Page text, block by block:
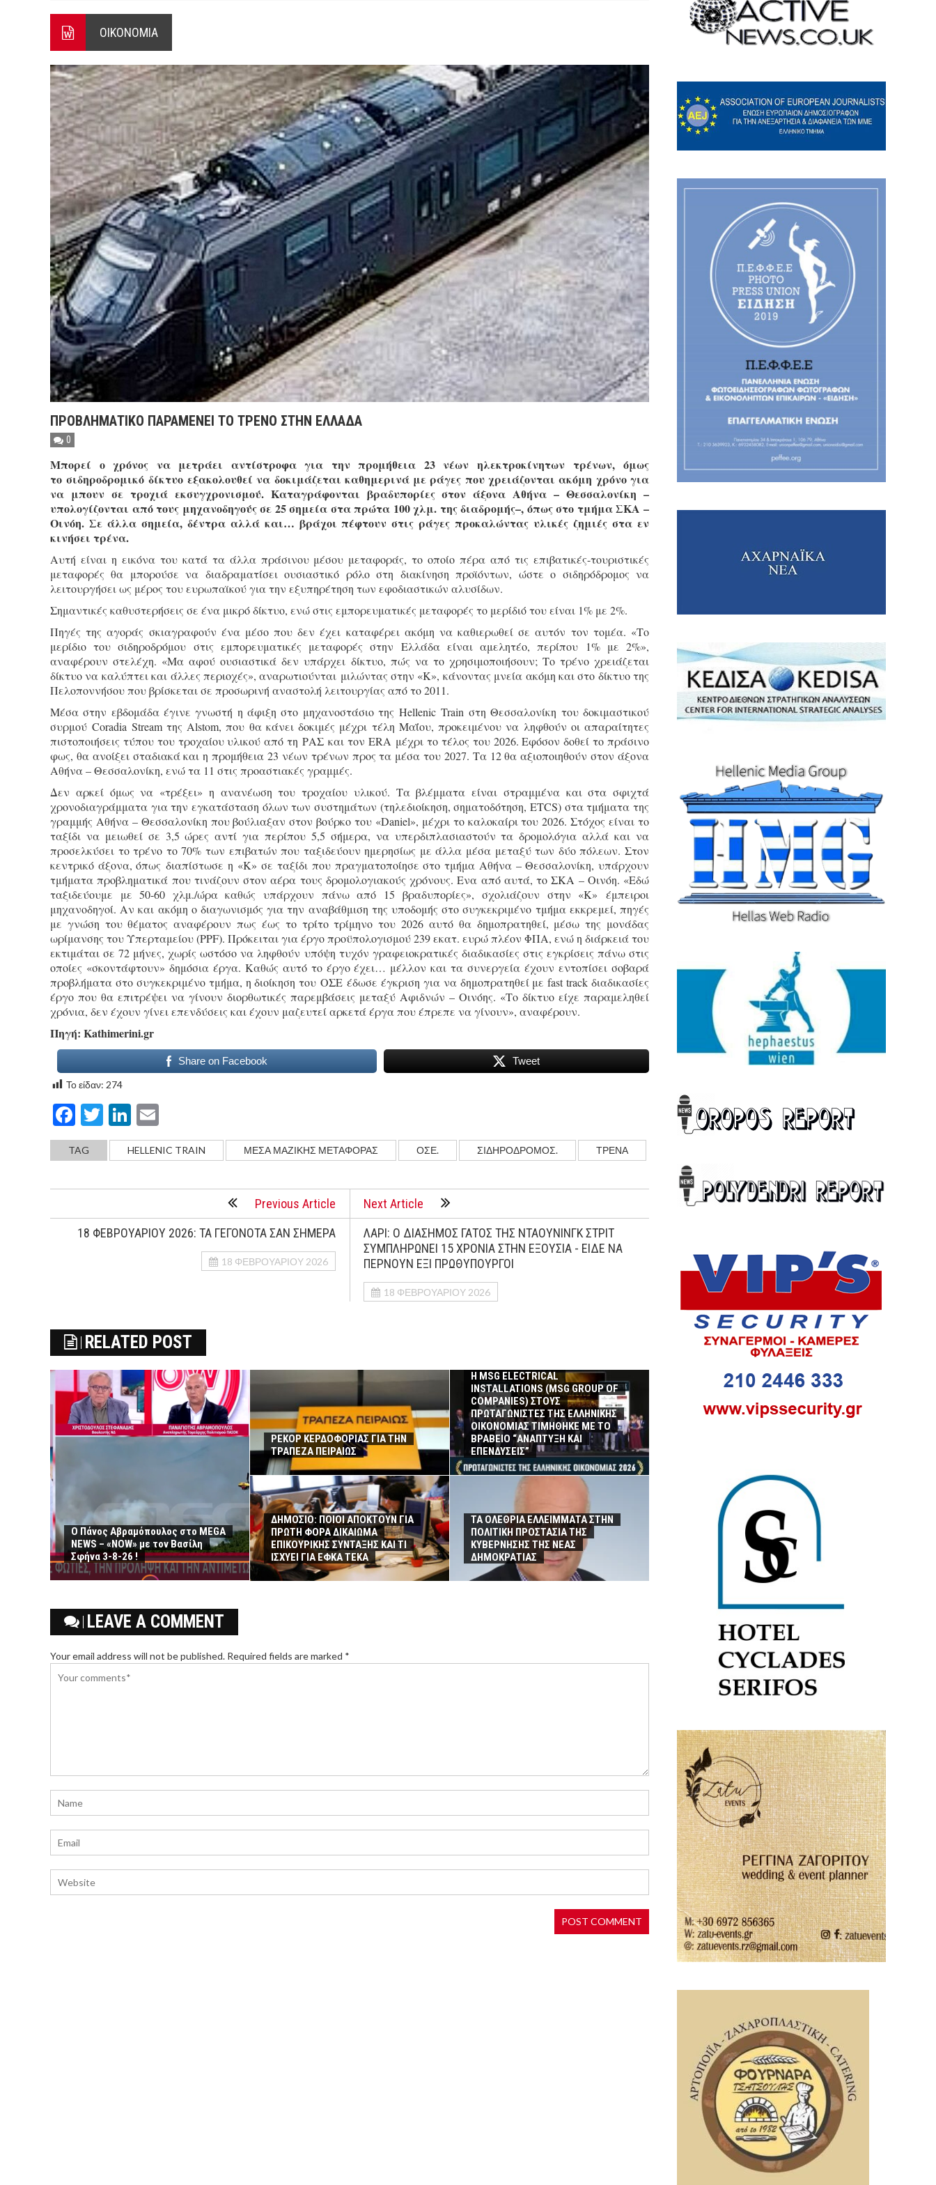
Ο Πάνος Αβραμόπουλος στο MEGA NEWS – «NOW» με τον Βασίλη Σφήνα 3-8-26 !
ΟΙΚΟΝΟΜΙΑ
ΠΡΟΒΛΗΜΑΤΙΚΟ ΠΑΡΑΜΕΝΕΙ ΤΟ ΤΡΕΝΟ ΣΤΗΝ ΕΛΛΑΔΑ
0
Μπορεί ο χρόνος να μετράει αντίστροφα για την προμήθεια 23 νέων ηλεκτροκίνητων τρένων, όμως
το σιδηροδρομικό δίκτυο εξακολουθεί να δοκιμάζεται καθημερινά με ράγες που χρειάζονται ακόμη χρόνο για
να μπουν σε τροχιά εκσυγχρονισμού. Καταγράφονται βραδυπορίες στον άξονα Αθήνα – Θεσσαλονίκη –
υπολογίζονται από τους μηχανοδηγούς σε 25 σημεία στα πρώτα 100 χλμ. της διαδρομής–, όπως στο τμήμα ΣΚΑ –
Οινόη. Σε άλλα σημεία, δέντρα αλλά και… βράχοι πέφτουν στις ράγες προκαλώντας υλικές ζημιές στα εν
κινήσει τρένα.
Αυτή είναι η εικόνα του κατά τα άλλα πράσινου μέσου μεταφοράς, το οποίο πέρα από τις επιβατικές-τουριστικές
μεταφορές θα μπορούσε να διαδραματίσει ουσιαστικό ρόλο στη διακίνηση προϊόντων, ώστε ο σιδηρόδρομος να
λειτουργήσει ως μέρος του ευρωπαϊκού για την εξυπηρέτηση των εφοδιαστικών αλυσίδων.
Σημαντικές καθυστερήσεις σε ένα μικρό δίκτυο, ενώ στις εμπορευματικές μεταφορές το μερίδιό του είναι 1% με 2%.
Πηγές της αγοράς σκιαγραφούν ένα μέσο που δεν έχει καταφέρει ακόμη να καθιερωθεί σε αυτόν τον τομέα. «Το
μερίδιο του σιδηροδρόμου στις εμπορευματικές μεταφορές στην Ελλάδα είναι αμελητέο, περίπου 1% με 2%»,
αναφέρουν στελέχη. «Μα αφού ουσιαστικά δεν υπάρχει δίκτυο, πώς να το χρησιμοποιήσουν; Το τρένο χρειάζεται
δίκτυο να καλύπτει και άλλες περιοχές», αναρωτιούνται μιλώντας στην «Κ», κάνοντας μνεία ακόμη και στο δίκτυο της
Πελοποννήσου που βρίσκεται σε προσωρινή αναστολή λειτουργίας από το 2011.
Μέσα στην εβδομάδα έγινε γνωστή η άφιξη στο μηχανοστάσιο της Hellenic Train στη Θεσσαλονίκη του δοκιμαστικού
συρμού Coradia Stream της Alstom, που θα κάνει δοκιμές μέχρι τέλη Μαΐου, προκειμένου να ληφθούν οι απαραίτητες
πιστοποιήσεις τύπου του τροχαίου υλικού από τη ΡΑΣ και τον ERA μέχρι το τέλος του 2026. Εφόσον δοθεί το πράσινο
φως, θα ανοίξει σταδιακά και η προμήθεια 23 νέων τρένων προς τα μέσα του 2027. Τα 12 θα αξιοποιηθούν στον άξονα
Αθήνα – Θεσσαλονίκη, ενώ τα 11 στις προαστιακές γραμμές.
Δεν αρκεί όμως να «τρέξει» η ανανέωση του τροχαίου υλικού. Τα βλέμματα είναι στραμμένα και στα σφιχτά
χρονοδιαγράμματα για την εγκατάσταση όλων των συστημάτων (τηλεδιοίκηση, σηματοδότηση, ETCS) στα τμήματα της
γραμμής Αθήνα – Θεσσαλονίκη που βούλιαξαν στον βούρκο του «Daniel», μέχρι το καλοκαίρι του 2026. Στόχος είναι το
ταξίδι να μειωθεί σε 3,5 ώρες αντί για περίπου 5,5 σήμερα, να υπερδιπλασιαστούν τα δρομολόγια αλλά και να
προσελκύσει το τρένο το 70% των επιβατών που ταξιδεύουν ημερησίως με άλλα μέσα μεταξύ των δύο πόλεων. Στον
κεντρικό άξονα, όπως διαπίστωσε η «Κ» σε ταξίδι που πραγματοποίησε στο τμήμα Αθήνα – Θεσσαλονίκη, υπάρχουν
τμήματα προβληματικά που τινάζουν στον αέρα τους δρομολογιακούς χρόνους. Ενα από αυτά, το ΣΚΑ – Οινόη. «Εδώ
ταξιδεύουμε με 50-60 χλμ./ώρα καθώς υπάρχουν πάνω από 15 βραδυπορίες», σχολιάζουν στην «Κ» έμπειροι
μηχανοδηγοί. Αν και ακόμη ο διαγωνισμός για την αναβάθμιση της υποδομής στο συγκεκριμένο τμήμα εκκρεμεί, πηγές
με γνώση του θέματος αναφέρουν πως έως το τρίτο τρίμηνο του 2026 αυτό θα δημοπρατηθεί, μέσω της μονάδας
ωρίμανσης του Υπερταμείου (PPF). Πρόκειται για έργο προϋπολογισμού 239 εκατ. ευρώ πλέον ΦΠΑ, ενώ η διάρκειά του
εκτιμάται σε 72 μήνες, χωρίς ωστόσο να ληφθούν υπόψη τυχόν γραφειοκρατικές διαδικασίες στις εγκρίσεις πάνω στις
οποίες «σκοντάφτουν» δημόσια έργα. Καθώς αυτό το έργο έχει… μέλλον και τα συνεργεία έχουν εντοπίσει σοβαρά
προβλήματα στο συγκεκριμένο τμήμα, η διοίκηση του ΟΣΕ έδωσε έγκριση για να δημοπρατηθεί με fast track διαδικασίες
έργο που θα επιτρέψει να γίνουν διορθωτικές παρεμβάσεις μεταξύ Αφιδνών – Οινόης. «Το δίκτυο είχε παραμεληθεί
χρόνια, δεν έχουν γίνει επενδύσεις και έχουν μαζευτεί αρκετά έργα που έπρεπε να γίνουν», αναφέρουν.
Πηγή: Κathimerini.gr
Share on Facebook
Tweet
Το είδαν: 274
Facebook
TwitterLinkedIn
TAG HELLENIC TRAIN ΜΕΣΑ ΜΑΖΙΚΗΣ ΜΕΤΑΦΟΡΑΣ ΟΣΕ. ΣΙΔΗΡΟΔΡΟΜΟΣ. ΤΡΕΝΑ
Previous Article
18 ΦΕΒΡΟΥΑΡΙΟΥ 2026: ΤΑ ΓΕΓΟΝΟΤΑ ΣΑΝ ΣΗΜΕΡΑ
18 ΦΕΒΡΟΥΑΡΊΟΥ 2026
Next Article
ΛΑΡΙ: Ο ΔΙΑΣΗΜΟΣ ΓΑΤΟΣ ΤΗΣ ΝΤΑΟΥΝΙΝΓΚ ΣΤΡΙΤ
ΣΥΜΠΛΗΡΩΝΕΙ 15 ΧΡΟΝΙΑ ΣΤΗΝ ΕΞΟΥΣΙΑ - ΕΙΔΕ ΝΑ
ΠΕΡΝΟΥΝ ΕΞΙ ΠΡΩΘΥΠΟΥΡΓΟΙ
18 ΦΕΒΡΟΥΑΡΊΟΥ 2026
RELATED POST
Ο Πάνος Αβραμόπουλος στο MEGA
NEWS – «NOW» με τον Βασίλη
Σφήνα 3-8-26 !
ΡΕΚΟΡ ΚΕΡΔΟΦΟΡΙΑΣ ΓΙΑ ΤΗΝ
ΤΡΑΠΕΖΑ ΠΕΙΡΑΙΩΣ
Η MSG ELECTRICAL
INSTALLATIONS (MSG GROUP ΟF
COMPANIES) ΣΤΟΥΣ
ΠΡΩΤΑΓΩΝΙΣΤΕΣ ΤΗΣ ΕΛΛΗΝΙΚΗΣ
ΟΙΚΟΝΟΜΙΑΣ ΤΙΜΗΘΗΚΕ ΜΕ ΤΟ
ΒΡΑΒΕΙΟ “ΑΝΑΠΤΥΞΗ ΚΑΙ
ΕΠΕΝΔΥΣΕΙΣ”
ΔΗΜΟΣΙΟ: ΠΟΙΟΙ ΑΠΟΚΤΟΥΝ ΓΙΑ
ΠΡΩΤΗ ΦΟΡΑ ΔΙΚΑΙΩΜΑ
ΕΠΙΚΟΥΡΙΚΗΣ ΣΥΝΤΑΞΗΣ ΚΑΙ ΤΙ
ΙΣΧΥΕΙ ΓΙΑ ΕΦΚΑ ΤΕΚΑ
ΤΑ ΟΛΕΘΡΙΑ ΕΛΛΕΙΜΜΑΤΑ ΣΤΗΝ
ΠΟΛΙΤΙΚΗ ΠΡΟΣΤΑΣΙΑ ΤΗΣ
ΚΥΒΕΡΝΗΣΗΣ ΤΗΣ ΝΕΑΣ
ΔΗΜΟΚΡΑΤΙΑΣ
LEAVE A COMMENT
Your email address will not be published. Required fields are marked *